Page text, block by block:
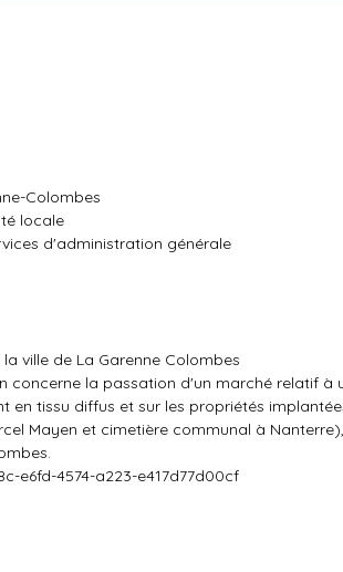
Colombes
locale
d'administration générale
ville de La Garenne Colombes
concerne la passation d'un marché relatif
en tissu diffus et sur les propriétés
Mayen et cimetière communal à
e6fd-4574-a223-e417d77d00cf